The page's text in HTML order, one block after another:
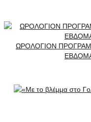
ΩΡΟΛΟΓΙΟΝ